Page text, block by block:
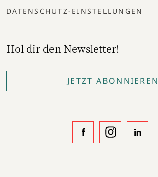
DATENSCHUTZ-EINSTELLUNGEN
Hol dir den Newsletter!
JETZT ABONNIEREN